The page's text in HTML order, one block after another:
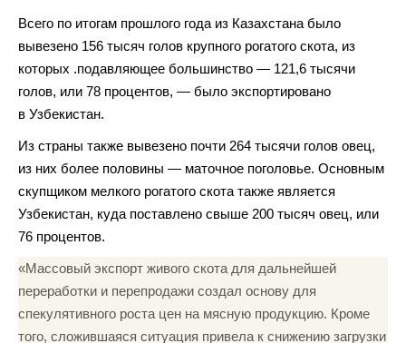
Всего по итогам прошлого года из Казахстана было
вывезено 156 тысяч голов крупного рогатого скота, из
которых .подавляющее большинство — 121,6 тысячи
голов, или 78 процентов, — было экспортировано
в Узбекистан.
Из страны также вывезено почти 264 тысячи голов овец,
из них более половины — маточное поголовье. Основным
скупщиком мелкого рогатого скота также является
Узбекистан, куда поставлено свыше 200 тысяч овец, или
76 процентов.
«Массовый экспорт живого скота для дальнейшей
переработки и перепродажи создал основу для
спекулятивного роста цен на мясную продукцию. Кроме
того, сложившаяся ситуация привела к снижению загрузки